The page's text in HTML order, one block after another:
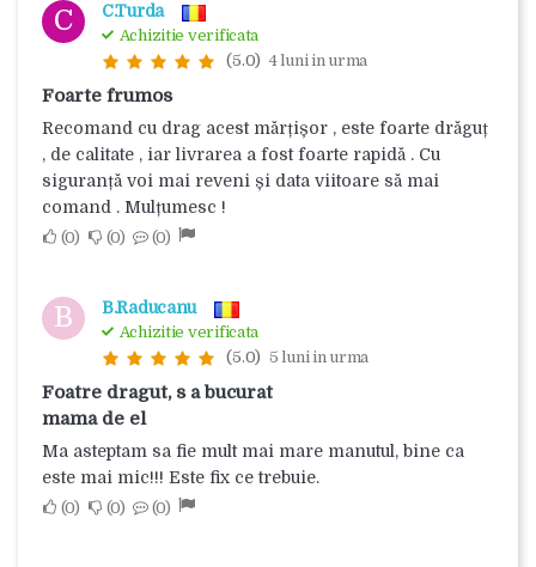
C C.Turda
Achizitie verificata
(5.0) 4 luni in urma
Foarte frumos
Recomand cu drag acest mărțișor , este foarte drăguț
, de calitate , iar livrarea a fost foarte rapidă . Cu
siguranță voi mai reveni și data viitoare să mai
comand . Mulțumesc !
0 0 0
B B.Raducanu
Achizitie verificata
(5.0) 5 luni in urma
Foatre dragut, s a bucurat
mama de el
Ma asteptam sa fie mult mai mare manutul, bine ca
este mai mic!!! Este fix ce trebuie.
0 0 0